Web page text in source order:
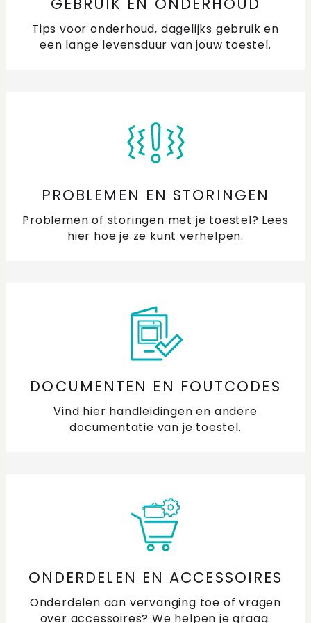
schoon
Hoe maak ik roestvast staal (RVS) schoon?
Kan ik de geluidssterkte van de oven aanpassen?
Waar vind ik een handleiding van mijn ETNA oven of
Wat is de tijdsnotatie van mijn oven en microgolf?
GEBRUIK EN ONDERHOUD
Tips voor onderhoud, dagelijks gebruik en
een lange levensduur van jouw toestel.
PROBLEMEN EN STORINGEN
Problemen of storingen met je toestel? Lees
hier hoe je ze kunt verhelpen.
DOCUMENTEN EN FOUTCODES
Vind hier handleidingen en andere
documentatie van je toestel.
ONDERDELEN EN ACCESSOIRES
Onderdelen aan vervanging toe of vragen
over accessoires? We helpen je graag.